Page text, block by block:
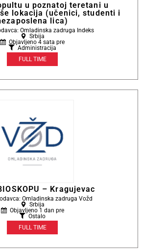
u poznatoj teretani u
lokacija (učenici, studenti i
lica)
Omladinska zadruga Indeks
Srbija
Objavljeno 4 sata pre
Administracija
FULL TIME
– Kragujevac
Omladinska zadruga Vožd
Srbija
Objavljeno 1 dan pre
Ostalo
FULL TIME